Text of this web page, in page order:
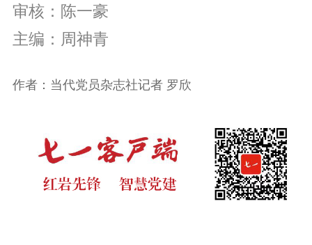
审核：陈一豪
主编：周神青
作者：当代党员杂志社记者 罗欣